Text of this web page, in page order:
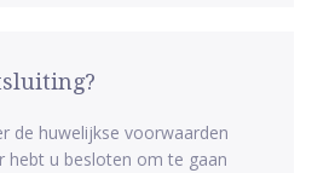
de huwelijkse voorwaarden
hebt u besloten om te gaan